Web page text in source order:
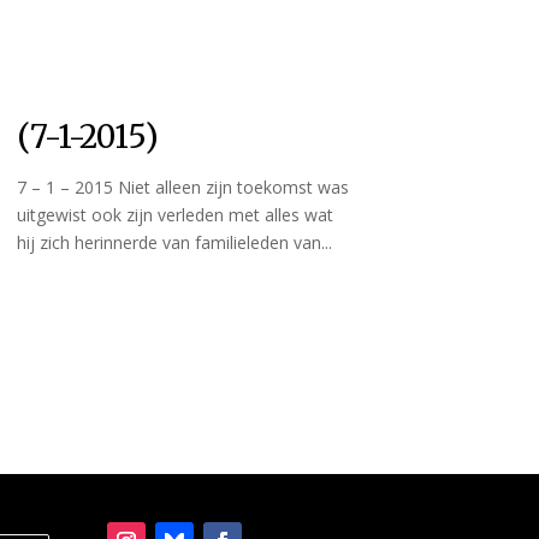
(7-1-2015)
7 – 1 – 2015 Niet alleen zijn toekomst was
uitgewist ook zijn verleden met alles wat
hij zich herinnerde van familieleden van...